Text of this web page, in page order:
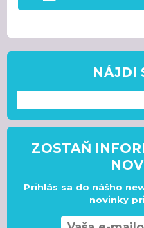
NÁJDI
ZOSTAŇ
Prihlás sa do nášho
novinky